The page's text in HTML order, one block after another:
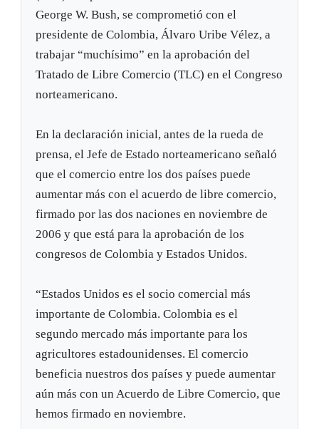
George W. Bush, se comprometió con el
presidente de Colombia, Álvaro Uribe Vélez, a
trabajar “muchísimo” en la aprobación del
Tratado de Libre Comercio (TLC) en el Congreso
norteamericano.
En la declaración inicial, antes de la rueda de
prensa, el Jefe de Estado norteamericano señaló
que el comercio entre los dos países puede
aumentar más con el acuerdo de libre comercio,
firmado por las dos naciones en noviembre de
2006 y que está para la aprobación de los
congresos de Colombia y Estados Unidos.
“Estados Unidos es el socio comercial más
importante de Colombia. Colombia es el
segundo mercado más importante para los
agricultores estadounidenses. El comercio
beneficia nuestros dos países y puede aumentar
aún más con un Acuerdo de Libre Comercio, que
hemos firmado en noviembre.